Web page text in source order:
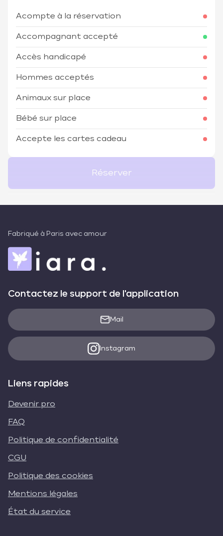
Acompte à la réservation
Accompagnant accepté
Accès handicapé
Hommes acceptés
Animaux sur place
Bébé sur place
Accepte les cartes cadeau
Réserver
Fabriqué à Paris avec amour
Contactez le support de l'application
Mail
Instagram
Liens rapides
Devenir pro
FAQ
Politique de confidentialité
CGU
Politique des cookies
Mentions légales
État du service